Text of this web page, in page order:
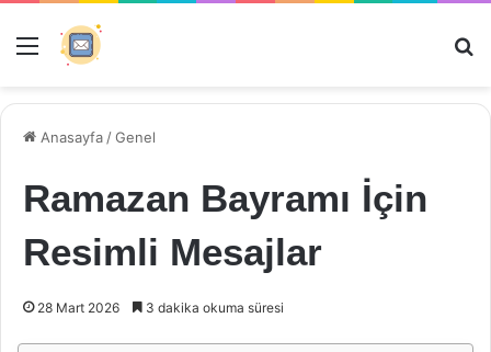
Menü
Anasayfa /Genel
Ramazan Bayramı İçin
Resimli Mesajlar
28 Mart 2026 3 dakika okuma süresi